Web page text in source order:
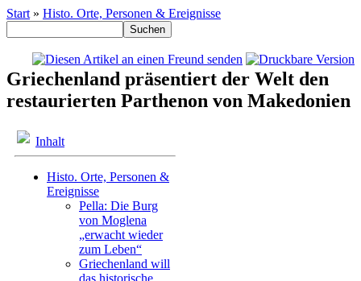
Start » Histo. Orte, Personen & Ereignisse
Griechenland präsentiert der Welt den
restaurierten Parthenon von Makedonien
Inhalt
Histo. Orte, Personen &
Ereignisse
Pella: Die Burg
von Moglena
„erwacht wieder
zum Leben“
Griechenland will
das historische